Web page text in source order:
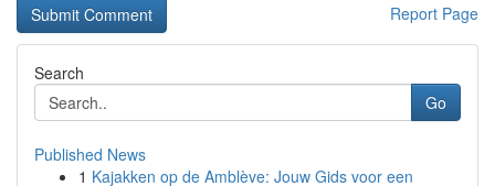
Report Page
Search
Go
Published News
1 Kajakken op de Amblève: Jouw Gids voor een